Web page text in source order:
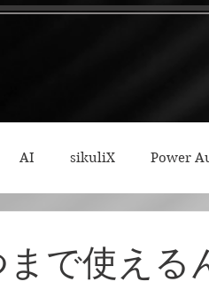
AI sikuliX Power
ワーク
で使える